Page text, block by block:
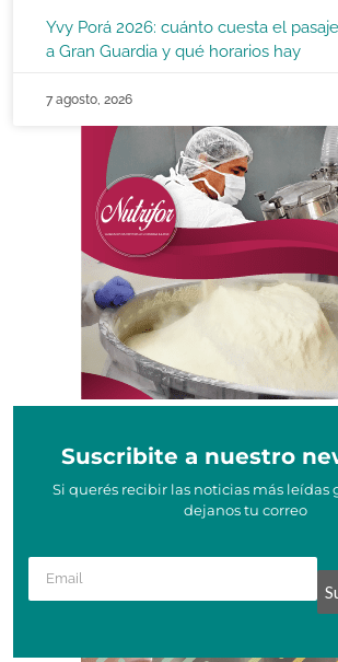
Yvy Porá 2026: cuánto cuesta el
a Gran Guardia y qué horarios hay
7 agosto, 2026
Suscribite a nuestro
Si querés recibir las noticias más leídas
dejanos tu correo